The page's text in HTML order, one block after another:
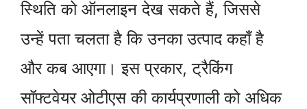
स्थिति को ऑनलाइन देख सकते हैं, जिससे
उन्हें पता चलता है कि उनका उत्पाद कहाँ है
और कब आएगा। इस प्रकार, ट्रैकिंग
सॉफ्टवेयर ओटीएस की कार्यप्रणाली को अधिक